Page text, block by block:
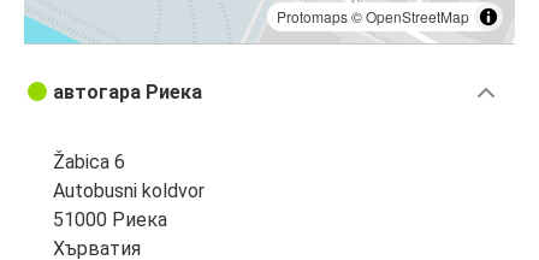
Protomaps©OpenStreetMap
автогара Риека
Žabica 6
Autobusni koldvor
51000 Риека
Хърватия